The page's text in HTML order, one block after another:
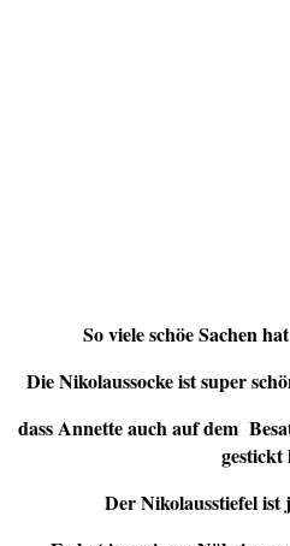
So viele schöe Sachen
Die Nikolaussocke ist super
dass Annette auch auf dem
gestickt
Der Nikolausstiefel